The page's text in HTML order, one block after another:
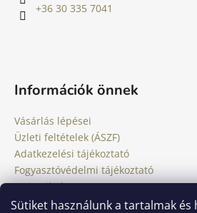
Sütiket használunk a tartalmak és
+36 30 335 7041
Információk önnek
Vásárlás lépései
Üzleti feltételek (ÁSZF)
Adatkezelési tájékoztató
Fogyasztóvédelmi tájékoztató
Jogi nyilatkozat
Impresszum